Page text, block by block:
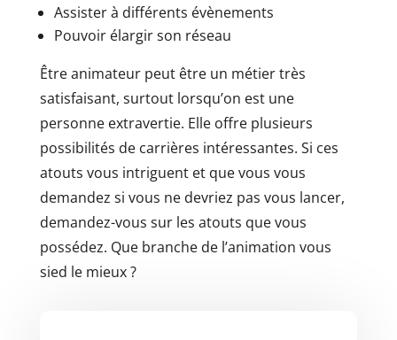
Assister à différents évènements
Pouvoir élargir son réseau
Être animateur peut être un métier très
satisfaisant, surtout lorsqu’on est une
personne extravertie. Elle offre plusieurs
possibilités de carrières intéressantes. Si ces
atouts vous intriguent et que vous vous
demandez si vous ne devriez pas vous lancer,
demandez-vous sur les atouts que vous
possédez. Que branche de l’animation vous
sied le mieux ?